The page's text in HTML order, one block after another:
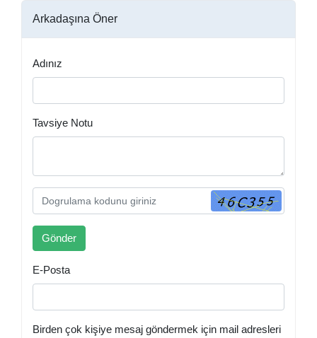
Arkadaşına Öner
Adınız
Tavsiye Notu
E-Posta
Birden çok kişiye mesaj göndermek için mail adresleri